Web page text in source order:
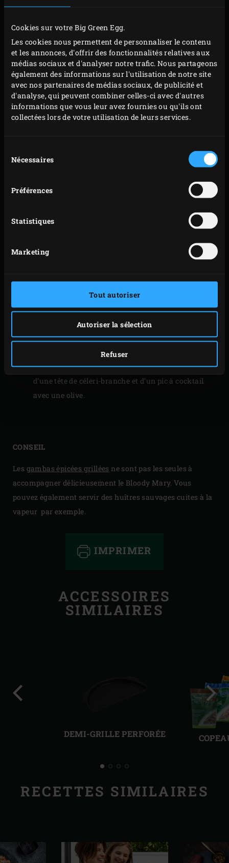
Cookies sur votre Big Green Egg.
Les cookies nous permettent de personnaliser le contenu
et les annonces, d'offrir des fonctionnalités relatives aux
médias sociaux et d'analyser notre trafic. Nous partageons
également des informations sur l'utilisation de notre site
avec nos partenaires de médias sociaux, de publicité et
d'analyse, qui peuvent combiner celles-ci avec d'autres
informations que vous leur avez fournies ou qu'ils ont
collectées lors de votre utilisation de leurs services.
duNécessaires
Préférences
Statistiques
Marketing
Tout autoriser
Autoriser la sélection
Refuser
PRÉPARATION
Ouvrez les huîtres et jetez les valves supérieures.
coquille. Passez le jus des coquilles à la passoire fine
et récupérez le liquide. Cette opération permet de
Versez la vodka, le jus de citron et le jus des tomates
huîtres, la sauce Worcestershire, le Tabasco et le
tiges de céleri-branche à env. 10 centimètres de la
partie inférieure pour cette recette. Enfilez chaque
olive sur un pic à cocktail.
Coupez les huîtres en gros morceaux que vous
répartirez dans 4 verres à Martini. Mettez un glaçon
dans chaque verre. Remuez le mélange au jus de
tomates et versez-le dans les verres. Saupoudrez de
gros sel fumé selon le goût. Garnissez chaque verre
d’une tête de céleri-branche et d’un pic à cocktail
avec une olive.
CONSEIL
Les gambas épicées grillées ne sont pas les seules à
accompagner délicieusement le Bloody Mary. Vous
pouvez également servir des huîtres sauvages cuites à la
vapeur par exemple.
IMPRIMER
ACCESSOIRES
SIMILAIRES
DEMI-GRILLE PERFORÉE
RECETTES SIMILAIRES